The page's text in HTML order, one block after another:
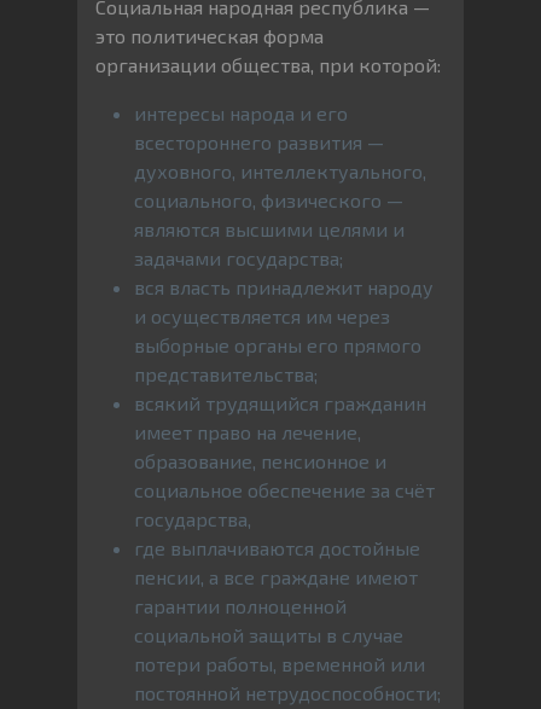
Социальная народная республика —
это политическая форма
организации общества, при которой:
интересы народа и его
всестороннего развития —
духовного, интеллектуального,
социального, физического —
являются высшими целями и
задачами государства;
вся власть принадлежит народу
и осуществляется им через
выборные органы его прямого
представительства;
всякий трудящийся гражданин
имеет право на лечение,
образование, пенсионное и
социальное обеспечение за счёт
государства,
где выплачиваются достойные
пенсии, а все граждане имеют
гарантии полноценной
социальной защиты в случае
потери работы, временной или
постоянной нетрудоспособности;